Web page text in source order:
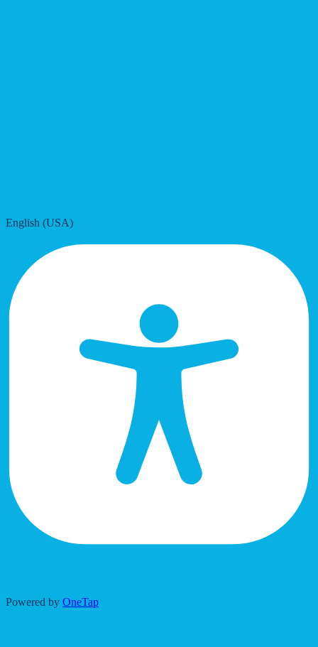
English (USA)
Powered by OneTap